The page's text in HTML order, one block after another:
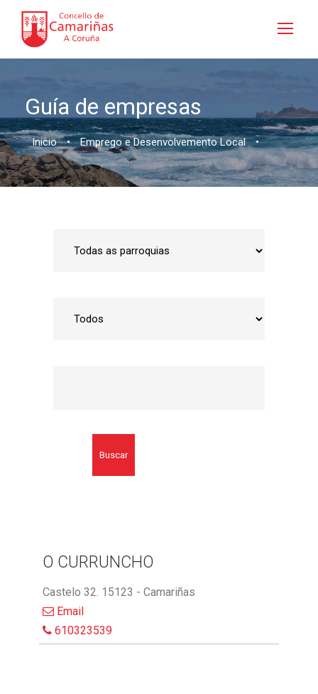
Guía de empresas
Inicio • Emprego e Desenvolvemento Local •
Buscar
O CURRUNCHO
Castelo 32. 15123 - Camariñas
Email
610323539